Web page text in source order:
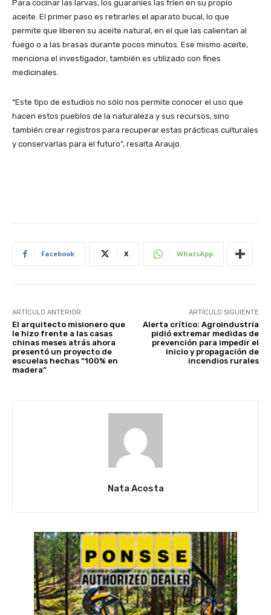
Para cocinar las larvas, los guaraníes las fríen en su propio
aceite. El primer paso es retirarles el aparato bucal, lo que
permite que liberen su aceite natural, en el que las calientan al
fuego o a las brasas durante pocos minutos. Ese mismo aceite,
menciona el investigador, también es utilizado con fines
medicinales.
“Este tipo de estudios no sólo nos permite conocer el uso que
hacen estos pueblos de la naturaleza y sus recursos, sino
también crear registros para recuperar estas prácticas culturales
y conservarlas para el futuro”, resalta Araujo.
Facebook X WhatsApp
ARTÍCULO ANTERIOR
El arquitecto misionero que
le hizo frente a las casas
chinas meses atrás ahora
presentó un proyecto de
escuelas hechas “100% en
madera”
ARTÍCULO SIGUIENTE
Alerta crítico: Agroindustria
pidió extremar medidas de
prevención para impedir el
inicio y propagación de
incendios rurales
Nata Acosta